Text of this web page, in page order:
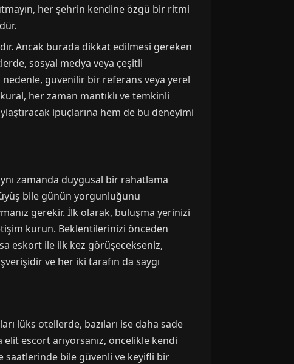
her şehrin kendine özgü bir ritmi
Ancak burada dikkat edilmesi gereken
sosyal medya veya çeşitli
nedenle, güvenilir bir referans veya yerel
her zaman mantıklı ve temkinli
ipuçlarına hem de bu deneyimi
zamanda duygusal bir rahatlama
bile günün yorgunluğunu
gerekir. İlk olarak, buluşma yerinizi
kurun. Beklentilerinizi önceden
eskort ile ilk kez görüşecekseniz,
ve her iki tarafın da saygı
lüks otellerde, bazıları ise daha sade
escort arıyorsanız, öncelikle kendi
saatlerinde bile güvenli ve keyifli bir